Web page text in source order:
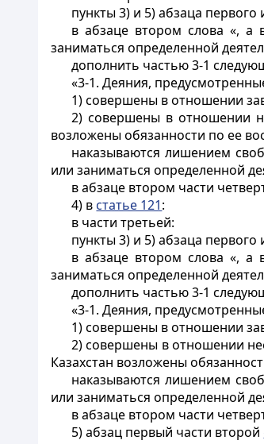
пункты 3) и 5) абзаца первого
в абзаце втором слова «, а
заниматься определенной
дополнить частью 3-1
«3-1. Деяния,
1) совершены в отношении
2) совершены в отношении
возложены обязанности по ее
наказываются лишением
или заниматься определенной
в абзаце втором части
4) в статье 121:
в части третьей:
пункты 3) и 5) абзаца первого
в абзаце втором слова «, а
заниматься определенной
дополнить частью 3-1
«3-1. Деяния,
1) совершены в отношении
2) совершены в отношении
Казахстан возложены
наказываются лишением
или заниматься определенной
в абзаце втором части
5) абзац первый части второй